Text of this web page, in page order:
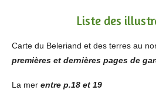
Liste des
Carte du Beleriand et des terres au
premières et dernières pages de
La mer entre p.18 et 19